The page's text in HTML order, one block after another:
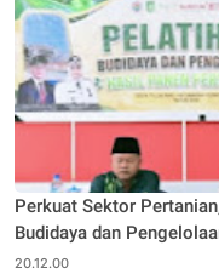
Perkuat Sektor
Budidaya dan
Rhu
20.12.00